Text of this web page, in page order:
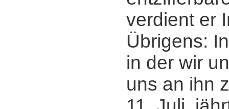
verdient er
Übrigens:
in der wir
uns an ihn